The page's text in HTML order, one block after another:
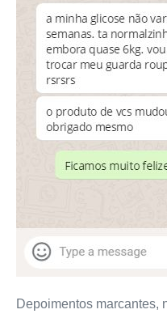
Depoimentos marcantes,